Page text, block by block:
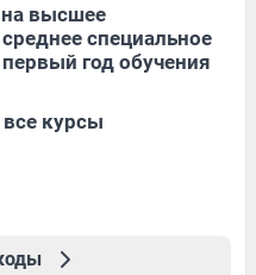
высшее
специальное
год обучения
курсы